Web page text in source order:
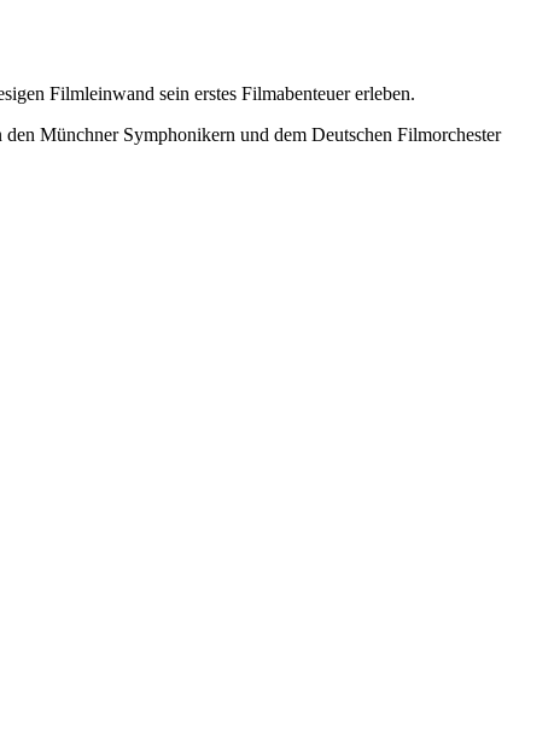
Filmleinwand sein erstes Filmabenteuer erleben.
Münchner Symphonikern und dem Deutschen Filmorchester